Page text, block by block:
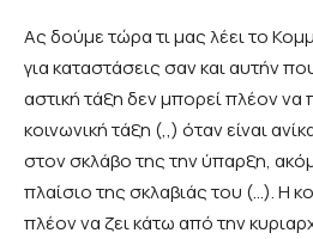
Ας δούμε τώρα τι μας λέει το
για καταστάσεις σαν και αυτήν
αστική τάξη δεν μπορεί πλέον να
κοινωνική τάξη (,,) όταν είναι
στον σκλάβο της την ύπαρξη,
πλαίσιο της σκλαβιάς του (…). Η
πλέον να ζει κάτω από την